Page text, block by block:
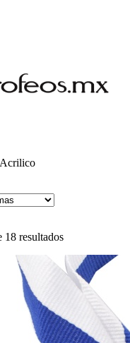
18 resultados